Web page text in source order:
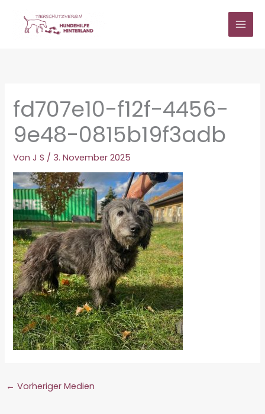
springen
fd707e10-f12f-4456-
9e48-0815b19f3adb
VonJ S / 3. November 2025
← Vorheriger Medien